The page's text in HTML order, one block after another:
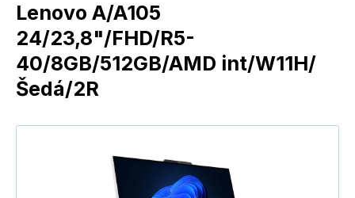
Lenovo A/A105
24/23,8"/FHD/R5-
40/8GB/512GB/AMD int/W11H/
Šedá/2R